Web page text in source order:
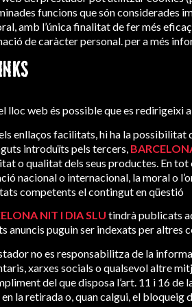
funcions que són considerades
amb l’única finalitat de fer més
de caràcter personal. per a més
lloc web és possible que es redirigeixi
enllaços facilitats, hi ha la possibilitat
introduïts pels tercers,
o qualitat dels seus productes. En
nacional o internacional, la moral o
competents el contingut en qüestió
NIT I DIA SLU tindrà publicats
anuncis puguin ser indexats per altres
no es responsabilitza de la
xarxes socials o qualsevol altre
del que disposa l’art. 11 i 16
la retirada o, quan calgui, el